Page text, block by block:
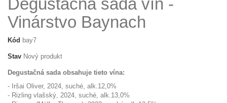
Vinárstvo Baynach
Kód bay7
Stav Nový produkt
Degustačná sada obsahuje tieto vína:
- Iršai Oliver, 2024, suché, alk.12,0%
- Rizling vlašský, 2024, suché, alk.13,0%